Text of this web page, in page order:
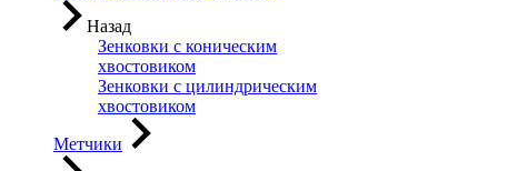
Назад
Зенковки с коническим
хвостовиком
Зенковки с цилиндрическим
хвостовиком
Метчики